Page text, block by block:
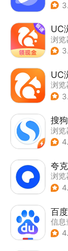
UC
浏览
UC
浏览
搜
浏览
夸克
浏览
百度
信息